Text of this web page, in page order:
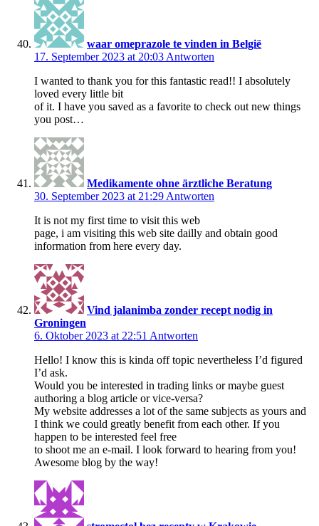
waar omeprazole te vinden in België
17. September 2023 at 20:03Antworten
I wanted to thank you for this fantastic read!! I absolutely
loved every little bit
of it. I have you saved as a favorite to check out new things
you post…
Medikamente ohne ärztliche Beratung
30. September 2023 at 21:29Antworten
It is not my first time to visit this web
page, i am visiting this web site dailly and obtain good
information from here every day.
Vind jalanimba zonder recept nodig in
Groningen
6. Oktober 2023 at 22:51 Antworten
Hello! I know this is kinda off topic nevertheless I’d figured
I’d ask.
Would you be interested in trading links or maybe guest
authoring a blog article or vice-versa?
My website addresses a lot of the same subjects as yours and
I think we could greatly benefit from each other. If you
happen to be interested feel free
to shoot me an e-mail. I look forward to hearing from you!
Awesome blog by the way!